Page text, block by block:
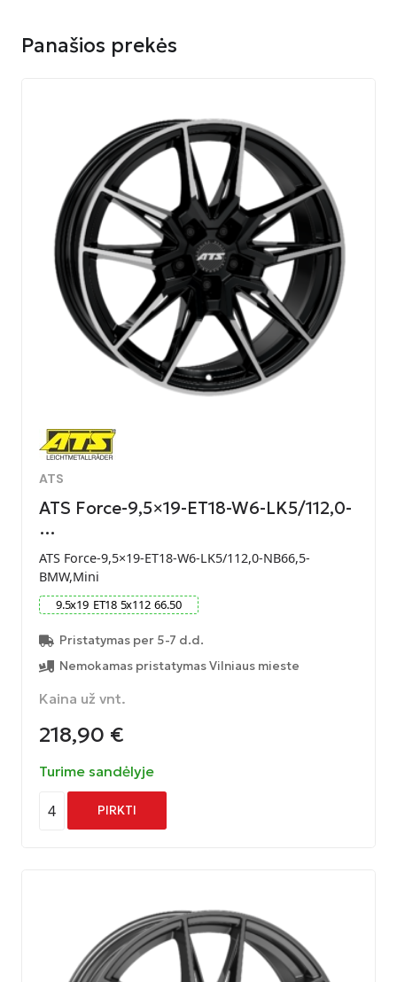
Panašios prekės
ATS
ATS Force-9,5×19-ET18-W6-LK5/112,0-
…
ATS Force-9,5×19-ET18-W6-LK5/112,0-NB66,5-
BMW,Mini
9.5x19 ET18 5x112 66.50
Pristatymas per 5-7 d.d.
Nemokamas pristatymas Vilniaus mieste
Kaina už vnt.
218,90 €
Turime sandėlyje
4 PIRKTI